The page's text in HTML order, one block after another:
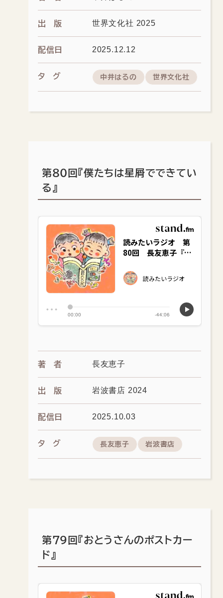
出版 世界文化社 2025
配信日 2025.12.12
タグ 中井はるの 世界文化社
第80回『僕たちは星屑でできてい
る』
著者 長友恵子
出版 岩波書店 2024
配信日 2025.10.03
タグ 長友恵子 岩波書店
第79回『おとうさんのポストカー
ド』